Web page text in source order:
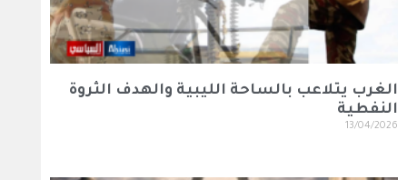
الغرب يتلاعب بالساحة الليبية والهدف الثروة
النفطية
13/04/2026